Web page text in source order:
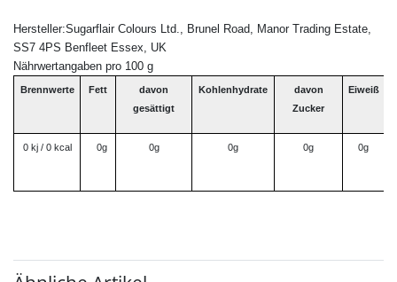
Hersteller:Sugarflair Colours Ltd., Brunel Road, Manor Trading Estate,
SS7 4PS Benfleet Essex, UK
Nährwertangaben pro 100 g
Brennwerte Fett
davon
gesättigt
Kohlenhydrate
davon
Zucker
Eiweiß
0 kj / 0 kcal 0g 0g 0g 0g 0g